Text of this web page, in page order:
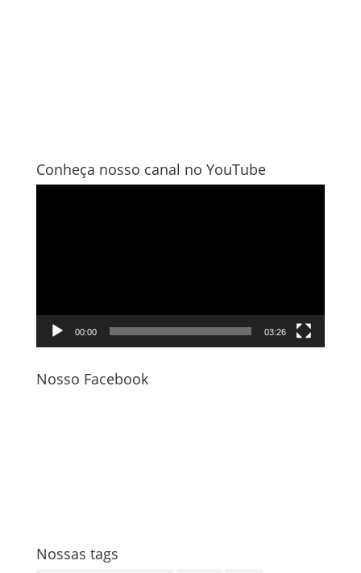
Conheça nosso canal no YouTube
00:00 03:26
Nosso Facebook
Nossas tags